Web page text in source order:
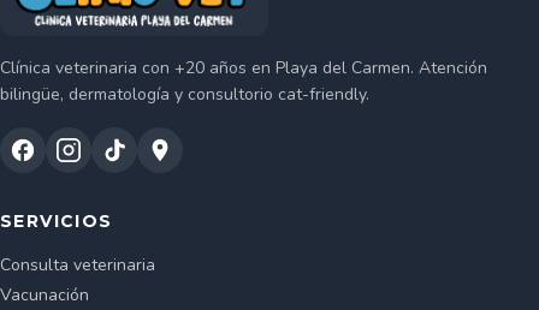
Clínica veterinaria con +20 años en Playa del Carmen. Atención
bilingüe, dermatología y consultorio cat-friendly.
SERVICIOS
Consulta veterinaria
Vacunación